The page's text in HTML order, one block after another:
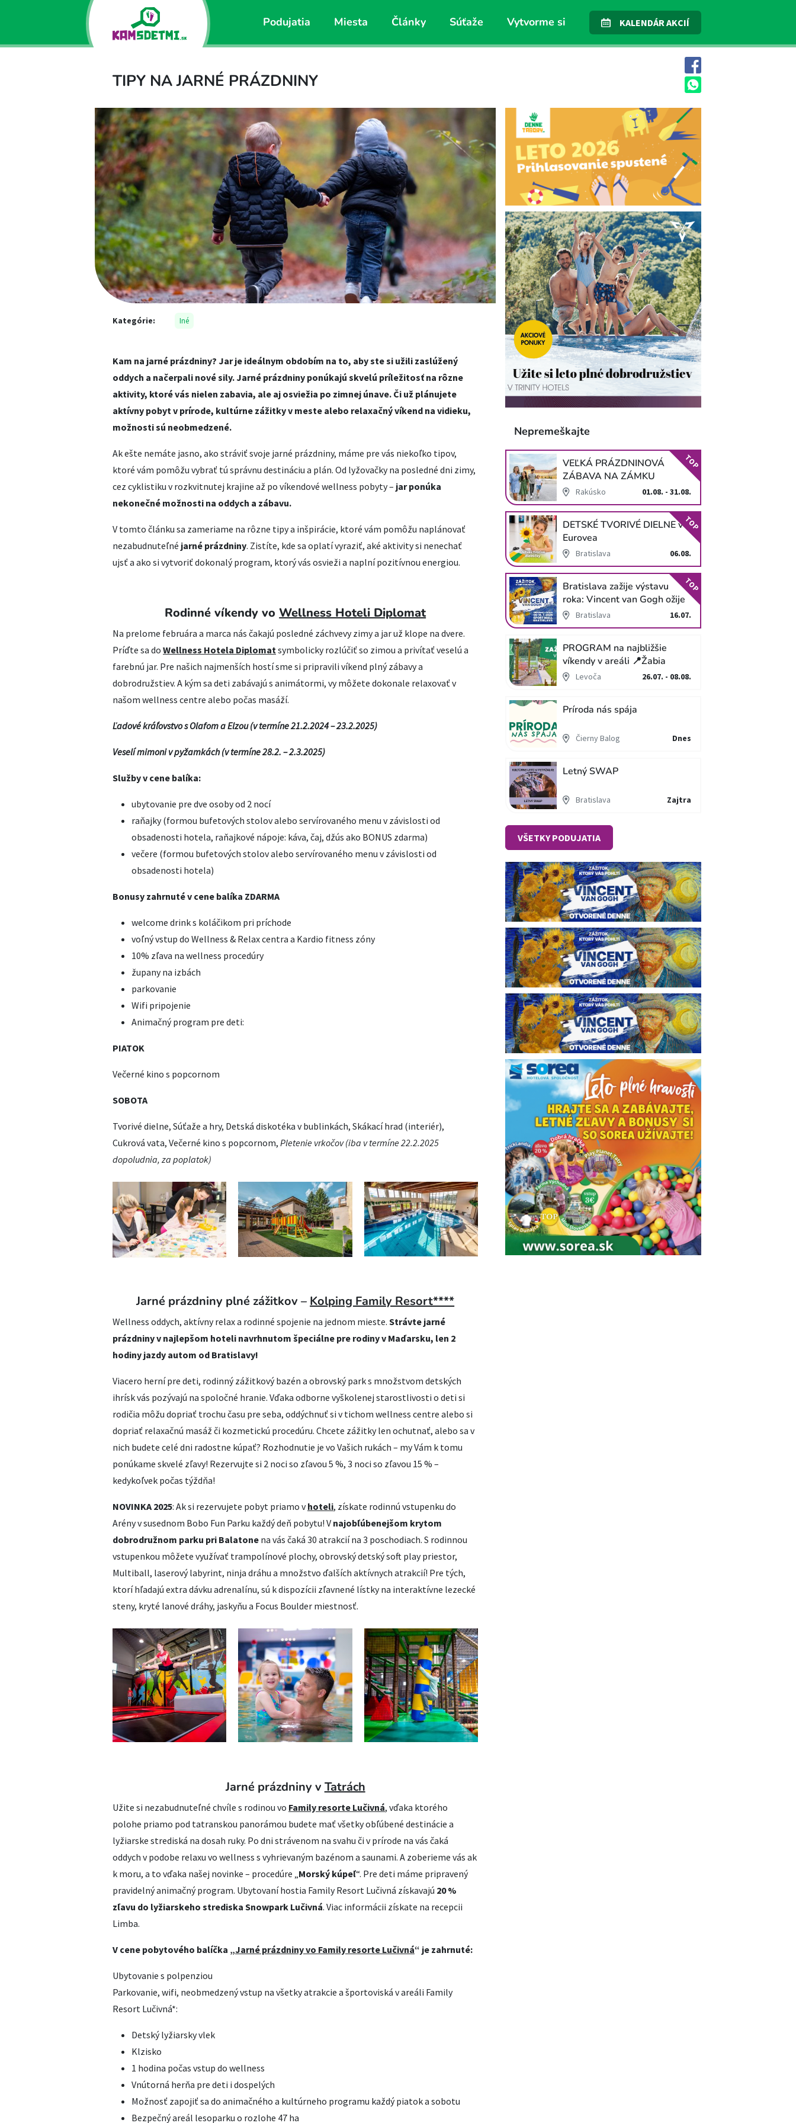
Podujatia Miesta Články Súťaže Vytvorme si KALENDÁR AKCIÍ
TIPY NA JARNÉ PRÁZDNINY
Kategórie: Iné
Kam na jarné prázdniny? Jar je ideálnym obdobím na to, aby ste si užili zaslúžený
oddych a načerpali nové sily. Jarné prázdniny ponúkajú skvelú príležitosť na rôzne
aktivity, ktoré vás nielen zabavia, ale aj osviežia po zimnej únave. Či už plánujete
aktívny pobyt v prírode, kultúrne zážitky v meste alebo relaxačný víkend na vidieku,
možnosti sú neobmedzené.
Ak ešte nemáte jasno, ako stráviť svoje jarné prázdniny, máme pre vás niekoľko tipov,
ktoré vám pomôžu vybrať tú správnu destináciu a plán. Od lyžovačky na posledné dni zimy,
cez cyklistiku v rozkvitnutej krajine až po víkendové wellness pobyty – jar ponúka
nekonečné možnosti na oddych a zábavu.
V tomto článku sa zameriame na rôzne tipy a inšpirácie, ktoré vám pomôžu naplánovať
nezabudnuteľné jarné prázdniny. Zistíte, kde sa oplatí vyraziť, aké aktivity si nenechať
ujsť a ako si vytvoriť dokonalý program, ktorý vás osvieži a naplní pozitívnou energiou.
Rodinné víkendy vo Wellness Hoteli Diplomat
Na prelome februára a marca nás čakajú posledné záchvevy zimy a jar už klope na dvere.
Príďte sa do Wellness Hotela Diplomatsymbolicky rozlúčiť so zimou a privítať veselú a
farebnú jar. Pre našich najmenších hostí sme si pripravili víkend plný zábavy a
dobrodružstiev. A kým sa deti zabávajú s animátormi, vy môžete dokonale relaxovať v
našom wellness centre alebo počas masáží.
Ľadové kráľovstvo s Olafom a Elzou (v termíne 21.2.2024 – 23.2.2025)
Veselí mimoni v pyžamkách (v termíne 28.2. – 2.3.2025)
Služby v cene balíka:
ubytovanie pre dve osoby od 2 nocí
raňajky (formou bufetových stolov alebo servírovaného menu v závislosti od
obsadenosti hotela, raňajkové nápoje: káva, čaj, džús ako BONUS zdarma)
večere (formou bufetových stolov alebo servírovaného menu v závislosti od
obsadenosti hotela)
Bonusy zahrnuté v cene balíka ZDARMA
welcome drink s koláčikom pri príchode
voľný vstup do Wellness & Relax centra a Kardio fitness zóny
10% zľava na wellness procedúry
župany na izbách
parkovanie
Wifi pripojenie
Animačný program pre deti:
PIATOK
Večerné kino s popcornom
SOBOTA
Tvorivé dielne, Súťaže a hry, Detská diskotéka v bublinkách, Skákací hrad (interiér),
Cukrová vata, Večerné kino s popcornom, Pletenie vrkočov (iba v termíne 22.2.2025
dopoludnia, za poplatok)
Jarné prázdniny plné zážitkov – Kolping Family Resort****
Wellness oddych, aktívny relax a rodinné spojenie na jednom mieste. Strávte jarné
prázdniny v najlepšom hoteli navrhnutom špeciálne pre rodiny v Maďarsku, len 2
hodiny jazdy autom od Bratislavy!
Viacero herní pre deti, rodinný zážitkový bazén a obrovský park s množstvom detských
ihrísk vás pozývajú na spoločné hranie. Vďaka odborne vyškolenej starostlivosti o deti si
rodičia môžu dopriať trochu času pre seba, oddýchnuť si v tichom wellness centre alebo si
dopriať relaxačnú masáž či kozmetickú procedúru. Chcete zážitky len ochutnať, alebo sa v
nich budete celé dni radostne kúpať? Rozhodnutie je vo Vašich rukách – my Vám k tomu
ponúkame skvelé zľavy! Rezervujte si 2 noci so zľavou 5 %, 3 noci so zľavou 15 % –
kedykoľvek počas týždňa!
NOVINKA 2025: Ak si rezervujete pobyt priamo vhoteli, získate rodinnú vstupenku do
Arény v susednom Bobo Fun Parku každý deň pobytu! V najobľúbenejšom krytom
dobrodružnom parku pri Balatone na vás čaká 30 atrakcií na 3 poschodiach. S rodinnou
vstupenkou môžete využívať trampolínové plochy, obrovský detský soft play priestor,
Multiball, laserový labyrint, ninja dráhu a množstvo ďalších aktívnych atrakcií! Pre tých,
ktorí hľadajú extra dávku adrenalínu, sú k dispozícii zľavnené lístky na interaktívne lezecké
steny, kryté lanové dráhy, jaskyňu a Focus Boulder miestnosť.
Jarné prázdniny v Tatrách
Užite si nezabudnuteľné chvíle s rodinou vo Family resorte Lučivná, vďaka ktorého
polohe priamo pod tatranskou panorámou budete mať všetky obľúbené destinácie a
lyžiarske strediská na dosah ruky. Po dni strávenom na svahu či v prírode na vás čaká
oddych v podobe relaxu vo wellness s vyhrievaným bazénom a saunami. A zoberieme vás ak
k moru, a to vďaka našej novinke – procedúre „Morský kúpeľ“. Pre deti máme pripravený
pravidelný animačný program. Ubytovaní hostia Family Resort Lučivná získavajú 20 %
zľavu do lyžiarskeho strediska Snowpark Lučivná. Viac informácii získate na recepcii
Limba.
V cene pobytového balíčka „Jarné prázdniny vo Family resorte Lučivná“ je zahrnuté:
Ubytovanie s polpenziou
Parkovanie, wifi, neobmedzený vstup na všetky atrakcie a športoviská v areáli Family
Resort Lučivná*:
Detský lyžiarsky vlek
Klzisko
1 hodina počas vstup do wellness
Vnútorná herňa pre deti i dospelých
Možnosť zapojiť sa do animačného a kultúrneho programu každý piatok a sobotu
Bezpečný areál lesoparku o rozlohe 47 ha
Nepremeškajte
VEĽKÁ PRÁZDNINOVÁ
ZÁBAVA NA ZÁMKU
SCHLOSS HOF
Rakúsko 01.08. - 31.08.
TOP
DETSKÉ TVORIVÉ DIELNE v
Eurovea
Bratislava 06.08.
TOP
Bratislava zažije výstavu
roka: Vincent van Gogh ožije
v unikátnej imerzívnej šou!
Bratislava 16.07.
TOP
PROGRAM na najbližšie
víkendy v areáli 📍Žabia
cestaLevoča 26.07. - 08.08.
Príroda nás spája
Čierny Balog Dnes
Letný SWAP
Bratislava Zajtra
VŠETKY PODUJATIA